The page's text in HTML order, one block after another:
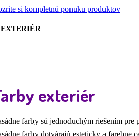
si kompletnú ponuku produktov
exteriér
farby sú jednoduchým riešením
farby dotvárajú esteticky a